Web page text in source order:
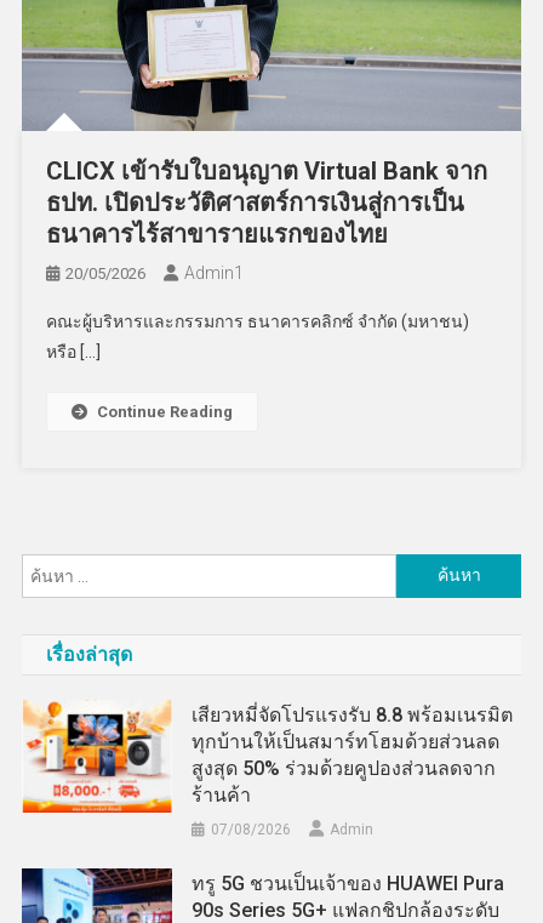
CLICX เข้ารับใบอนุญาต Virtual Bank จาก
ธปท. เปิดประวัติศาสตร์การเงินสู่การเป็น
ธนาคารไร้สาขารายแรกของไทย
20/05/2026 Admin​1
คณะผู้บริหารและกรรมการ ธนาคารคลิกซ์ จำกัด (มหาชน)
หรือ […]
Continue Reading
สำหรับ:
เรื่องล่าสุด
เสียวหมี่จัดโปรแรงรับ 8.8 พร้อมเนรมิต
ทุกบ้านให้เป็นสมาร์ทโฮมด้วยส่วนลด
สูงสุด 50% ร่วมด้วยคูปองส่วนลดจาก
ร้านค้า
07/08/2026 Admin
ทรู 5G ชวนเป็นเจ้าของ HUAWEI Pura
90s Series 5G+ แฟลกชิปกล้องระดับ